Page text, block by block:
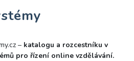
– katalogu a rozcestníku v
pro řízení online vzdělávání.